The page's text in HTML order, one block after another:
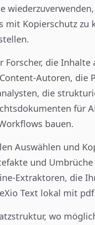
mit Kopierschutz
Forscher, die
Autoren, die
die
für
bauen.
Auswählen und
und
Extraktoren, die
Text lokal mit
wo